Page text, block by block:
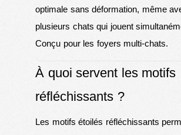
optimale sans déformation, même
plusieurs chats qui jouent
Conçu pour les foyers multi-chats.
À quoi servent les motifs
réfléchissants ?
Les motifs étoilés réfléchissants